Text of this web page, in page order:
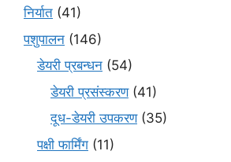
निर्यात (41)
पशुपालन (146)
डेयरी प्रबन्धन (54)
डेयरी प्रसंस्करण(41)
दूध-डेयरी उपकरण(35)
पक्षी फार्मिंग (11)